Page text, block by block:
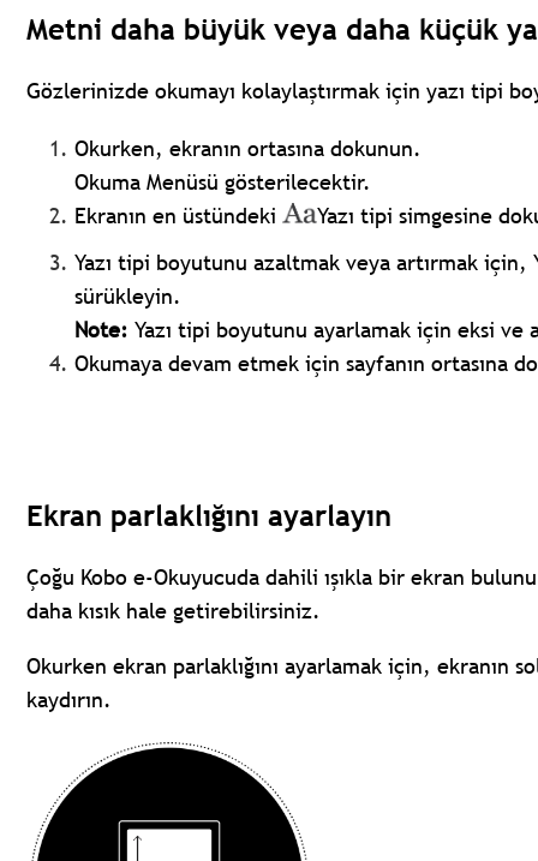
Metni daha büyük veya daha küçük
Gözlerinizde okumayı kolaylaştırmak için yazı tipi
Okurken, ekranın ortasına dokunun.
Okuma Menüsü gösterilecektir.
Ekranın en üstündeki
Yazı tipi simgesine
Yazı tipi boyutunu azaltmak veya artırmak için,
sürükleyin.
Note: Yazı tipi boyutunu ayarlamak için eksi
Okumaya devam etmek için sayfanın ortasına
Ekran parlaklığını ayarlayın
Çoğu Kobo e-Okuyucuda dahili ışıkla bir ekran
daha kısık hale getirebilirsiniz.
Okurken ekran parlaklığını ayarlamak için, ekranın
kaydırın.